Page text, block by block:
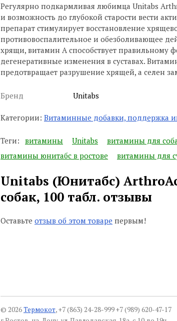
Регулярно подкармливая любимца Unitabs
и возможность до глубокой старости вести
препарат стимулирует восстановление
противовоспалительное и обезболивающее
хрящи, витамин А способствует
дегенеративные изменения в суставах.
предотвращает разрушение хрящей, а селен
Бренд Unitabs
Категории: Витаминные добавки, поддержка
Теги: витамины Unitabs витамины для
витамины юнитабс в ростове
витамины для
Unitabs (Юнитабс)
собак, 100 табл. отзывы
Оставьте отзыв об этом товаре первым!
© 2026Термокот, +7 (863) 24-28-999 +7 (989) 620-47-17